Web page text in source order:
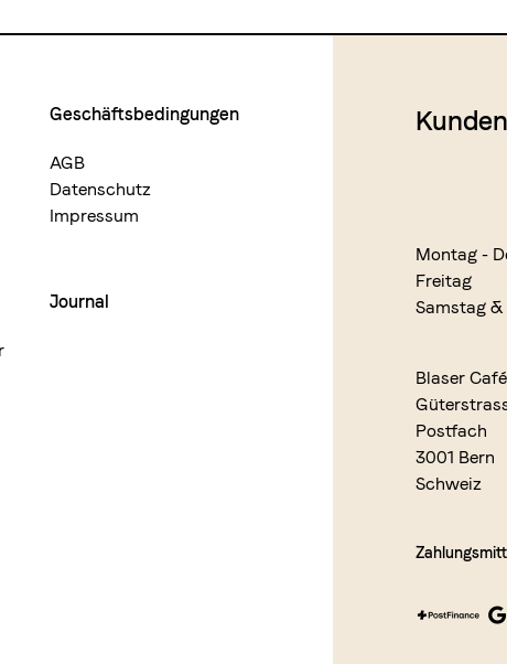
Geschäftsbedingungen
AGB
Datenschutz
Impressum
Journal
Montag -
Freitag
Samstag
Blaser
Postfach
3001 Bern
Schweiz